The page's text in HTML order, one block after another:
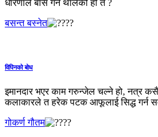
धारणाले बास गर्न थालेको हो त ?
बसन्त बस्नेत
विपिनको बोध
इमानदार भएर काम गरुन्जेल चल्ने हो, नत्र
कलाकारले त हरेक पटक आफूलाई सिद्ध गर्न
गोकर्ण गौतम